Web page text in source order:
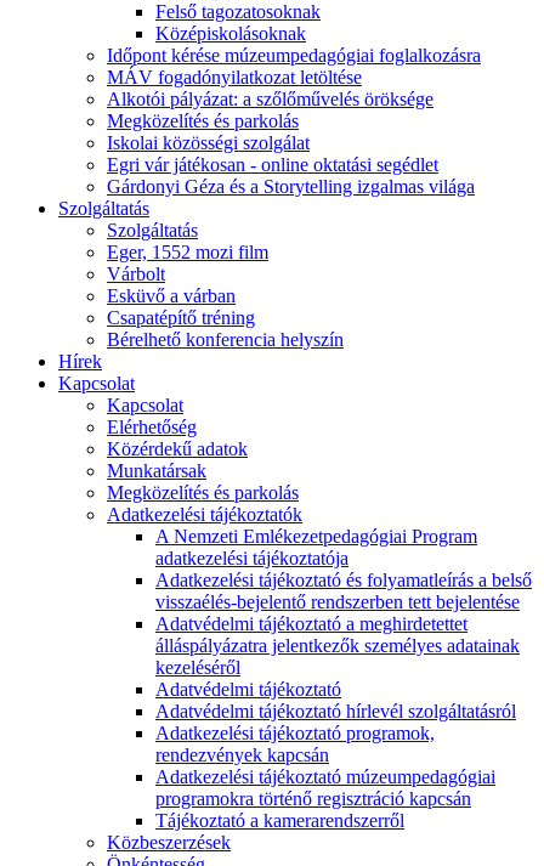
Felső tagozatosoknak
Középiskolásoknak
Időpont kérése múzeumpedagógiai foglalkozásra
MÁV fogadónyilatkozat letöltése
Alkotói pályázat: a szőlőművelés öröksége
Megközelítés és parkolás
Iskolai közösségi szolgálat
Egri vár játékosan - online oktatási segédlet
Gárdonyi Géza és a Storytelling izgalmas világa
Szolgáltatás
Szolgáltatás
Eger, 1552 mozi film
Várbolt
Esküvő a várban
Csapatépítő tréning
Bérelhető konferencia helyszín
Hírek
Kapcsolat
Kapcsolat
Elérhetőség
Közérdekű adatok
Munkatársak
Megközelítés és parkolás
Adatkezelési tájékoztatók
A Nemzeti Emlékezetpedagógiai Program
adatkezelési tájékoztatója
Adatkezelési tájékoztató és folyamatleírás a belső
visszaélés-bejelentő rendszerben tett bejelentése
Adatvédelmi tájékoztató a meghirdetettet
álláspályázatra jelentkezők személyes adatainak
kezeléséről
Adatvédelmi tájékoztató
Adatvédelmi tájékoztató hírlevél szolgáltatásról
Adatkezelési tájékoztató programok,
rendezvények kapcsán
Adatkezelési tájékoztató múzeumpedagógiai
programokra történő regisztráció kapcsán
Tájékoztató a kamerarendszerről
Közbeszerzések